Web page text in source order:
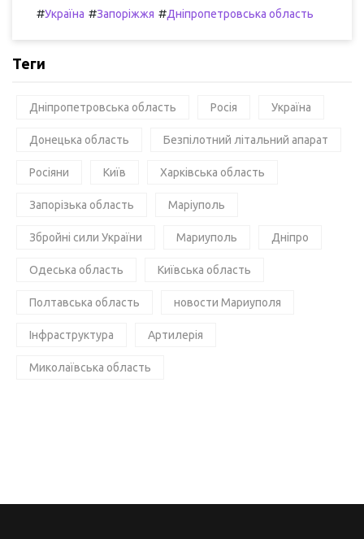
#Україна #Запоріжжя #Дніпропетровська область
Теги
Дніпропетровська область Росія Україна
Донецька область Безпілотний літальний апарат
Росіяни Київ Харківська область
Запорізька область Маріуполь
Збройні сили України Мариуполь Дніпро
Одеська область Київська область
Полтавська область новости Мариуполя
Інфраструктура Артилерія
Миколаївська область